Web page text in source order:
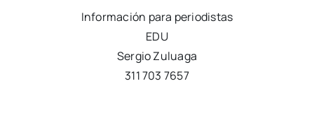
Información para periodistas
EDU
Sergio Zuluaga
311 703 7657